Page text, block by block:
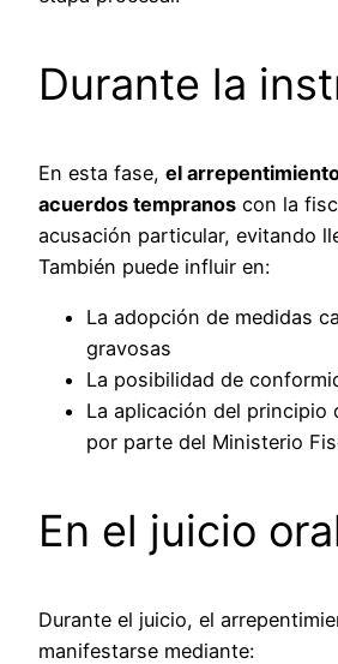
Durante la
En esta fase, el
acuerdos tempranos con la
acusación particular, evitando
También puede influir en:
La adopción de medidas
gravosas
La posibilidad de
La aplicación del principio
por parte del Ministerio
En el juicio
Durante el juicio, el
manifestarse mediante: